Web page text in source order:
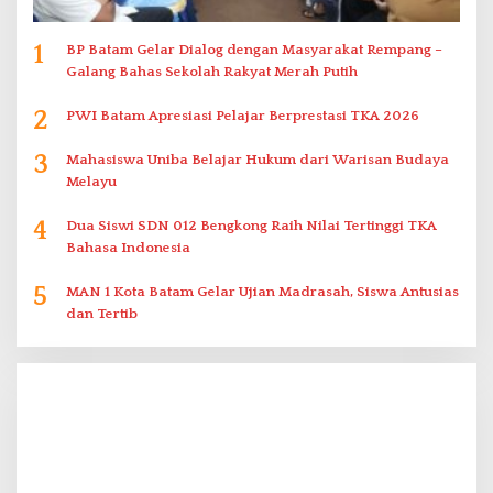
1
BP Batam Gelar Dialog dengan Masyarakat Rempang –
Galang Bahas Sekolah Rakyat Merah Putih
2 PWI Batam Apresiasi Pelajar Berprestasi TKA 2026
3
Mahasiswa Uniba Belajar Hukum dari Warisan Budaya
Melayu
4
Dua Siswi SDN 012 Bengkong Raih Nilai Tertinggi TKA
Bahasa Indonesia
5
MAN 1 Kota Batam Gelar Ujian Madrasah, Siswa Antusias
dan Tertib